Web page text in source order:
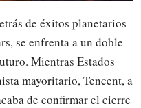
de éxitos planetarios
se enfrenta a un doble
Mientras Estados
mayoritario, Tencent, a
de confirmar el cierre